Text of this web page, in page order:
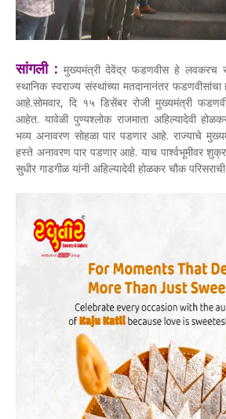
सांगली : मुख्यमंत्री देवेंद्र फडणवीस हे लवकरच
स्थानिक स्वराज्य संस्थांच्या मतदानानंतर फडणवीसांचा
आहे.सोमवार, दि १५ डिसेंबर रोजी मुख्यमंत्री
आहेत. यावेळी पुण्यश्लोक राजमाता अहिल्यादेवी
भव्य अनावरण सोहळा पार पडणार आहे. राज्याचे
हस्ते अनावरण पार पडणार आहे. याच पार्श्वभूमीवर
सुधीर गाडगीळ यांनी अहिल्यादेवी होळकर चौक